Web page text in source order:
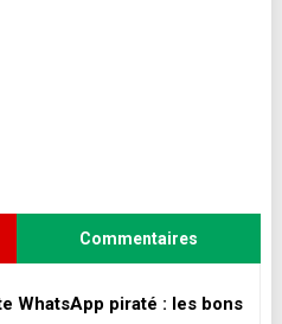
Commentaires
WhatsApp piraté : les bons